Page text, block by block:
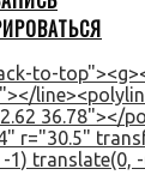
to-
36.78"></
r="30.5"
-1) translate(0,